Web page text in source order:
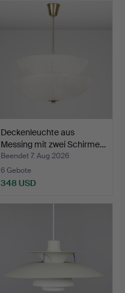
Deckenleuchte aus
Messing mit zwei Schirme…
Beendet 7. Aug 2026
6 Gebote
348 USD